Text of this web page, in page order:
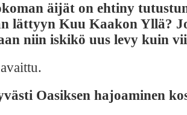
äijät on ehtiny
lättyyn Kuu Kaakon Yllä?
niin iskikö uus levy kuin
Oasiksen hajoaminen